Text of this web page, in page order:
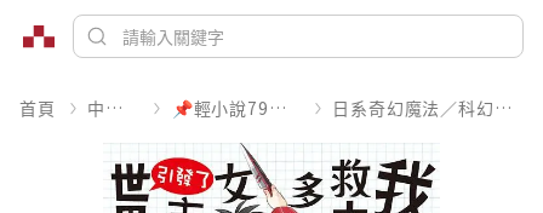
首頁 中文書 📌輕小說79折起 日系奇幻魔法／科幻冒險